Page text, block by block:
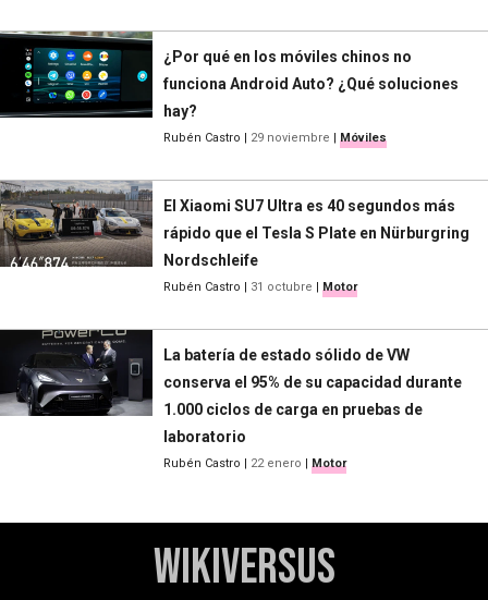
¿Por qué en los móviles chinos no
funciona Android Auto? ¿Qué soluciones
hay?
Rubén Castro 29 noviembre Móviles
El Xiaomi SU7 Ultra es 40 segundos más
rápido que el Tesla S Plate en Nürburgring
Nordschleife
Rubén Castro 31 octubre Motor
La batería de estado sólido de VW
conserva el 95% de su capacidad durante
1.000 ciclos de carga en pruebas de
laboratorio
Rubén Castro 22 enero Motor
WikiVersus